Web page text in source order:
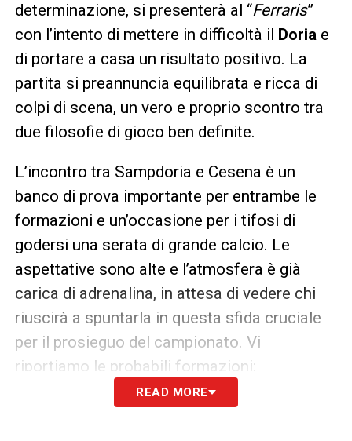
determinazione, si presenterà al “Ferraris”
con l’intento di mettere in difficoltà il Doriae
di portare a casa un risultato positivo. La
partita si preannuncia equilibrata e ricca di
colpi di scena, un vero e proprio scontro tra
due filosofie di gioco ben definite.
L’incontro tra Sampdoria e Cesena è un
banco di prova importante per entrambe le
formazioni e un’occasione per i tifosi di
godersi una serata di grande calcio. Le
aspettative sono alte e l’atmosfera è già
carica di adrenalina, in attesa di vedere chi
riuscirà a spuntarla in questa sfida cruciale
per il prosieguo del campionato. Vi
riportiamo le probabili formazioni:
SAMPDORIA (4-2-3-1): Ghidotti; Venuti,
READ MORE